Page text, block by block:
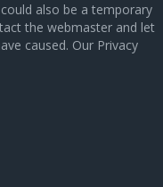
also be a temporary
the webmaster and let
caused. Our Privacy